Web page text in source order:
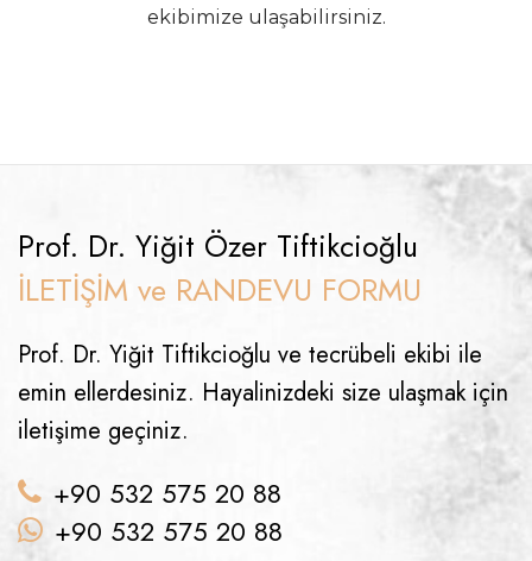
ekibimize ulaşabilirsiniz.
Prof. Dr. Yiğit Özer Tiftikcioğlu
İLETİŞİM ve RANDEVU FORMU
Prof. Dr. Yiğit Tiftikcioğlu ve tecrübeli ekibi ile
emin ellerdesiniz. Hayalinizdeki size ulaşmak için
iletişime geçiniz.
+90 532 575 20 88
+90 532 575 20 88